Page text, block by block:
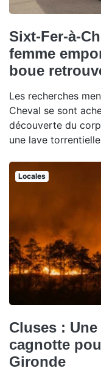
Sixt-Fer-à-
femme
boue
Les recherches
Cheval se sont
découverte du
une lave
Locales
Cluses :
cagnotte
Gironde